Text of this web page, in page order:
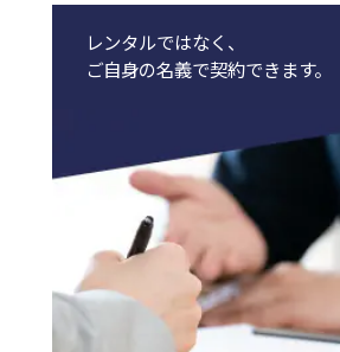
レンタルではなく、
ご自身の名義で契約できます。